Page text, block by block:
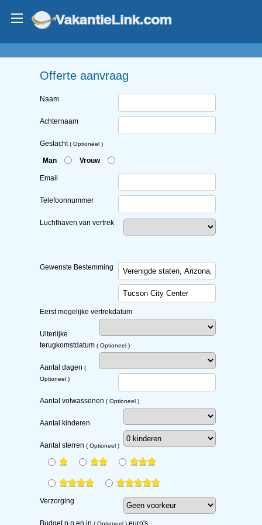
Offerte aanvraag
Naam
Achternaam
Geslacht( Optioneel )
Man Vrouw
Email
Telefoonnummer
Luchthaven van vertrek
Gewenste Bestemming
Eerst mogelijke vertrekdatum
Uiterlijke
terugkomstdatum ( Optioneel )
Aantal dagen (
Optioneel )
Aantal volwassenen ( Optioneel )
Aantal kinderen
Aantal sterren ( Optioneel )
Verzorging
Budgetp.pen in ( Optioneel )euro's